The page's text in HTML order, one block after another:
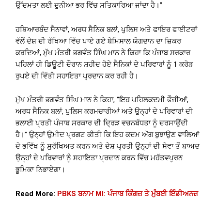
ਉੱਦਮਤਾ ਲਈ ਦੁਨੀਆ ਭਰ ਵਿੱਚ ਸਤਿਕਾਰਿਆ ਜਾਂਦਾ ਹੈ।”
ਹਥਿਆਰਬੰਦ ਸੈਨਾਵਾਂ, ਅਰਧ ਸੈਨਿਕ ਬਲਾਂ, ਪੁਲਿਸ ਅਤੇ ਫਾਇਰ ਫਾਈਟਰਾਂ
ਵੱਲੋਂ ਦੇਸ਼ ਦੀ ਰੱਖਿਆ ਵਿੱਚ ਪਾਏ ਗਏ ਬੇਮਿਸਾਲ ਯੋਗਦਾਨ ਦਾ ਜ਼ਿਕਰ
ਕਰਦਿਆਂ, ਮੁੱਖ ਮੰਤਰੀ ਭਗਵੰਤ ਸਿੰਘ ਮਾਨ ਨੇ ਕਿਹਾ ਕਿ ਪੰਜਾਬ ਸਰਕਾਰ
ਪਹਿਲਾਂ ਹੀ ਡਿਊਟੀ ਦੌਰਾਨ ਸ਼ਹੀਦ ਹੋਏ ਸੈਨਿਕਾਂ ਦੇ ਪਰਿਵਾਰਾਂ ਨੂੰ 1 ਕਰੋੜ
ਰੁਪਏ ਦੀ ਵਿੱਤੀ ਸਹਾਇਤਾ ਪ੍ਰਦਾਨ ਕਰ ਰਹੀ ਹੈ।
ਮੁੱਖ ਮੰਤਰੀ ਭਗਵੰਤ ਸਿੰਘ ਮਾਨ ਨੇ ਕਿਹਾ, “ਇਹ ਪਹਿਲਕਦਮੀ ਫੌਜੀਆਂ,
ਅਰਧ ਸੈਨਿਕ ਬਲਾਂ, ਪੁਲਿਸ ਕਰਮਚਾਰੀਆਂ ਅਤੇ ਉਨ੍ਹਾਂ ਦੇ ਪਰਿਵਾਰਾਂ ਦੀ
ਭਲਾਈ ਪ੍ਰਤੀ ਪੰਜਾਬ ਸਰਕਾਰ ਦੀ ਦ੍ਰਿੜ ਵਚਨਬੱਧਤਾ ਨੂੰ ਦਰਸਾਉਂਦੀ
ਹੈ।” ਉਨ੍ਹਾਂ ਉਮੀਦ ਪ੍ਰਗਟ ਕੀਤੀ ਕਿ ਇਹ ਕਦਮ ਅੱਗ ਬੁਝਾਉਣ ਵਾਲਿਆਂ
ਦੇ ਭਵਿੱਖ ਨੂੰ ਸੁਰੱਖਿਅਤ ਕਰਨ ਅਤੇ ਦੇਸ਼ ਪ੍ਰਤੀ ਉਨ੍ਹਾਂ ਦੀ ਸੇਵਾ ਤੋਂ ਬਾਅਦ
ਉਨ੍ਹਾਂ ਦੇ ਪਰਿਵਾਰਾਂ ਨੂੰ ਸਹਾਇਤਾ ਪ੍ਰਦਾਨ ਕਰਨ ਵਿੱਚ ਮਹੱਤਵਪੂਰਨ
ਭੂਮਿਕਾ ਨਿਭਾਏਗਾ।
Read More: PBKS ਬਨਾਮ MI: ਪੰਜਾਬ ਕਿੰਗਜ਼ ਤੇ ਮੁੰਬਈ ਇੰਡੀਅਨਜ਼